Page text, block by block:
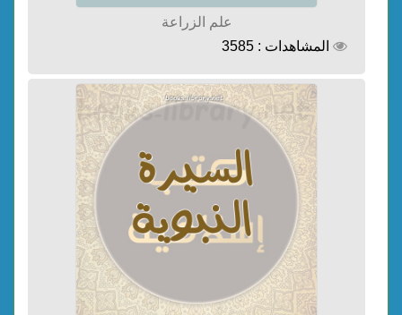
علم الزراعة
المشاهدات : 3585